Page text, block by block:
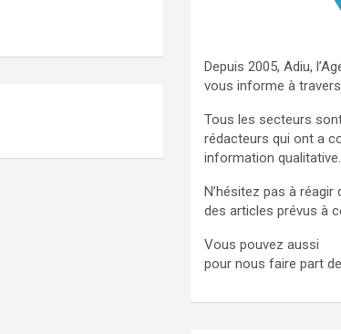
Depuis 2005, Adiu,
vous informe à
Tous les secteurs
rédacteurs qui ont a
information qualitative.
N’hésitez pas à
des articles prévus à
Vous pouvez aussi
pour nous faire part